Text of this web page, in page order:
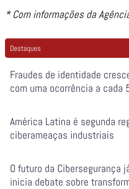
* Com informações da
Destaques
Fraudes de identidade
com uma ocorrência a cada
América Latina é segunda
ciberameaças industriais
O futuro da Cibersegurança
inicia debate sobre